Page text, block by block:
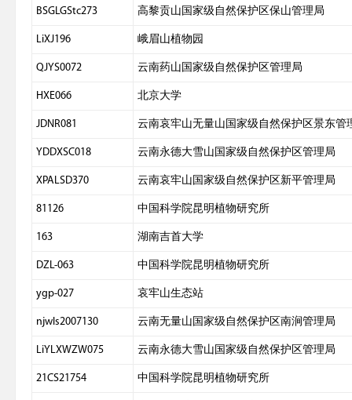
BSGLGStc273 高黎贡山国家级自然保护区保山管理局
LiXJ196 峨眉山植物园
QJYS0072 云南药山国家级自然保护区管理局
HXE066 北京大学
JDNR081 云南哀牢山无量山国家级自然保护区景东管
YDDXSC018 云南永德大雪山国家级自然保护区管理局
XPALSD370 云南哀牢山国家级自然保护区新平管理局
81126 中国科学院昆明植物研究所
163 湖南吉首大学
DZL-063 中国科学院昆明植物研究所
ygp-027 哀牢山生态站
njwls2007130 云南无量山国家级自然保护区南涧管理局
LiYLXWZW075 云南永德大雪山国家级自然保护区管理局
21CS21754 中国科学院昆明植物研究所